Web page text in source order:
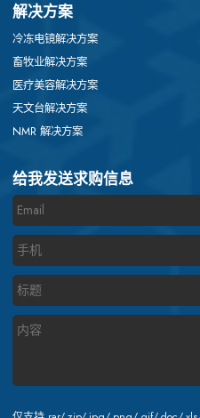
解决方案
冷冻电镜解决方案
畜牧业解决方案
医疗美容解决方案
天文台解决方案
NMR 解决方案
给我发送求购信息